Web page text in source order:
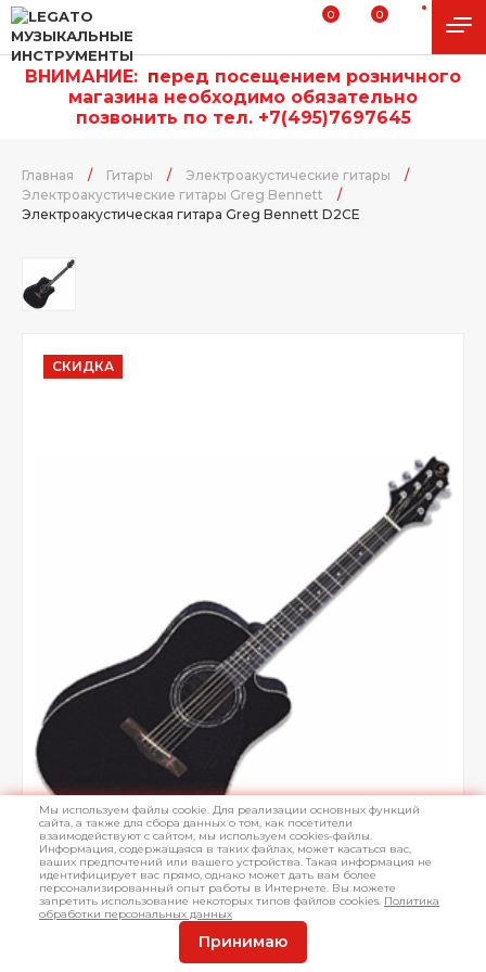
0 0
ВНИМАНИЕ: перед посещением розничного
магазина необходимо обязательно
позвонить по тел. +7(495)7697645
Главная / Гитары / Электроакустические гитары
/
Электроакустические гитары Greg Bennett
/
Электроакустическая гитара Greg Bennett D2CE
СКИДКА
Мы используем файлы cookie. Для реализации основных функций
сайта, а также для сбора данных о том, как посетители
взаимодействуют с сайтом, мы используем cookies-файлы.
Информация, содержащаяся в таких файлах, может касаться вас,
ваших предпочтений или вашего устройства. Такая информация не
идентифицирует вас прямо, однако может дать вам более
персонализированный опыт работы в Интернете. Вы можете
запретить использование некоторых типов файлов cookies. Политика
обработки персональных данных
Принимаю